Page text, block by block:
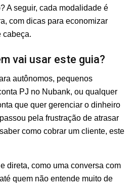
A seguir, cada modalidade é
com dicas para economizar
cabeça.
vai usar este guia?
autônomos, pequenos
PJ no Nubank, ou qualquer
que quer gerenciar o dinheiro
pela frustração de atrasar
como cobrar um cliente, este
direta, como uma conversa com
quem não entende muito de